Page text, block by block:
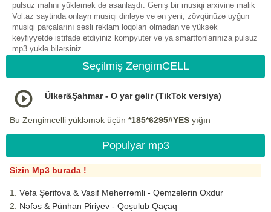
pulsuz mahnı yükləmək də asanlaşdı. Geniş bir musiqi arxivinə malik
Vol.az saytinda onlayn musiqi dinləyə və ən yeni, zövqünüzə uyğun
musiqi parçalarını səsli reklam loqoları olmadan və yüksək
keyfiyyətdə istifadə etdiyiniz kompyuter və ya smartfonlarınıza pulsuz
mp3 yukle bilərsiniz.
Seçilmiş ZengimCELL
Ülkər&Şahmar - O yar gəlir (TikTok versiya)
Bu Zengimcelli yükləmək üçün *185*6295#YES yığın
Populyar mp3
Sizin Mp3 burada !
Vəfa Şərifova & Vasif Məhərrəmli - Qəmzələrin Oxdur
Nəfəs & Pünhan Piriyev - Qoşulub Qaçaq